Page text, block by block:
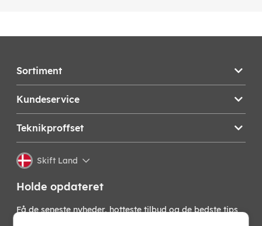
Sortiment
Kundeservice
Teknikproffset
Skift Land
Holde opdateret
Få de seneste nyheder, hotteste tilbud og de bedste tips